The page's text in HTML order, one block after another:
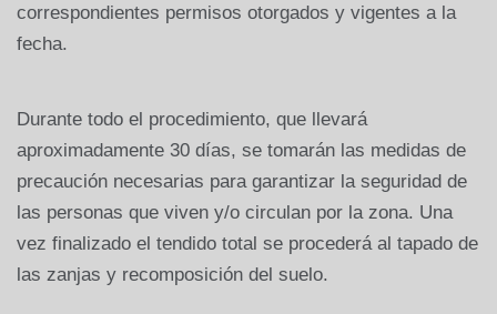
correspondientes permisos otorgados y vigentes a la
fecha.
Durante todo el procedimiento, que llevará
aproximadamente 30 días, se tomarán las medidas de
precaución necesarias para garantizar la seguridad de
las personas que viven y/o circulan por la zona. Una
vez finalizado el tendido total se procederá al tapado de
las zanjas y recomposición del suelo.